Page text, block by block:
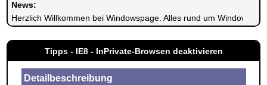
News:
Herzlich Willkommen bei Windowspage. Alles rund um Windows.
Tipps - IE8 - InPrivate-Browsen deaktivieren
Detailbeschreibung